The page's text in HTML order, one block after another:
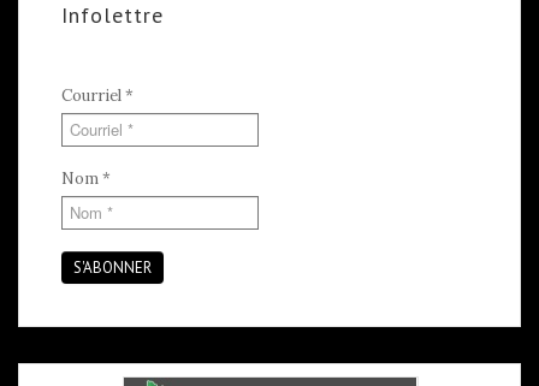
Infolettre
Courriel*
Nom*
S'ABONNER